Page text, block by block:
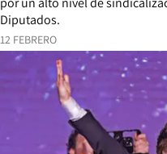
12 FEBRERO
Diputados.